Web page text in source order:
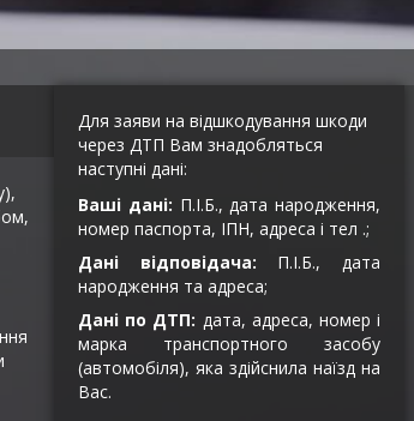
Для заяви на відшкодування шкоди
через ДТП Вам знадобляться
наступні дані:
Ваші дані: П.І.Б., дата народження,
номер паспорта, ІПН, адреса і тел .;
Дані відповідача: П.І.Б., дата
народження та адреса;
Дані по ДТП: дата, адреса, номер і
марка транспортного засобу
(автомобіля), яка здійснила наїзд на
Вас.